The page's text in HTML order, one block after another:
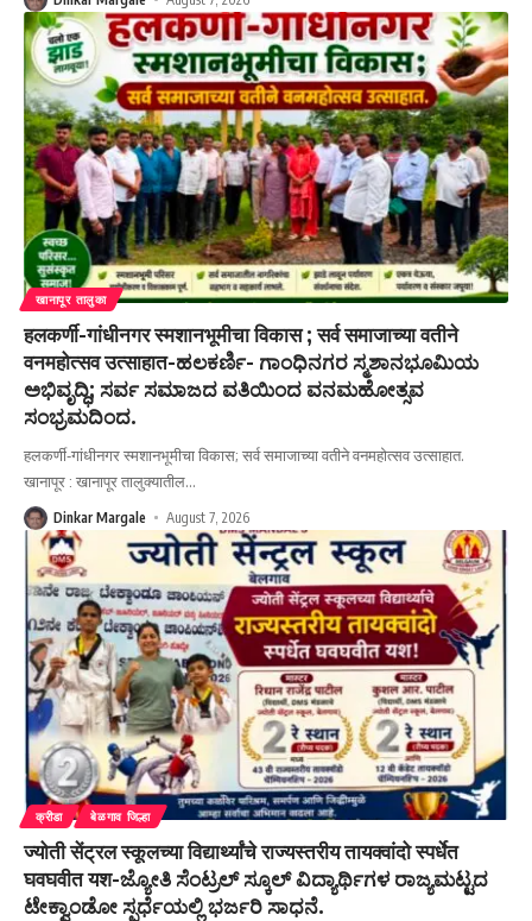
खानापूर तालुका
हलकर्णी-गांधीनगर स्मशानभूमीचा विकास ; सर्व समाजाच्या वतीने
वनमहोत्सव उत्साहात-ಹಲಕರ್ಣಿ- ಗಾಂಧಿನಗರ ಸ್ಮಶಾನಭೂಮಿಯ
ಅಭಿವೃದ್ಧಿ; ಸರ್ವ ಸಮಾಜದ ವತಿಯಿಂದ ವನಮಹೋತ್ಸವ
ಸಂಭ್ರಮದಿಂದ.
हलकर्णी-गांधीनगर स्मशानभूमीचा विकास; सर्व समाजाच्या वतीने वनमहोत्सव उत्साहात.
खानापूर : खानापूर तालुक्यातील…
Dinkar Margale August 7, 2026
क्रीडा बेळगाव जिल्हा
ज्योती सेंट्रल स्कूलच्या विद्यार्थ्यांचे राज्यस्तरीय तायक्वांदो स्पर्धेत
घवघवीत यश-ಜ್ಯೋತಿ ಸೆಂಟ್ರಲ್ ಸ್ಕೂಲ್ ವಿದ್ಯಾರ್ಥಿಗಳ ರಾಜ್ಯಮಟ್ಟದ
ಟೇಕ್ವಾಂಡೋ ಸ್ಪರ್ಧೆಯಲ್ಲಿ ಭರ್ಜರಿ ಸಾಧನೆ.